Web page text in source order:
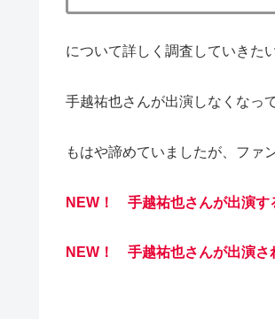
について詳しく調査していきた
手越祐也さんが出演しなくなっ
もはや諦めていましたが、ファ
NEW！ 手越祐也さ んが出演す
NEW！ 手越祐也さんが出演さ